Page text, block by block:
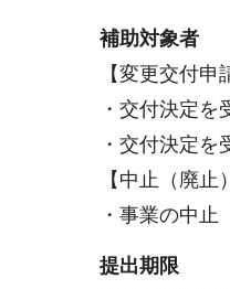
補助対象者
【変更交付申
・交付決定を
・交付決定を
【中止（廃止
・事業の中止
提出期限